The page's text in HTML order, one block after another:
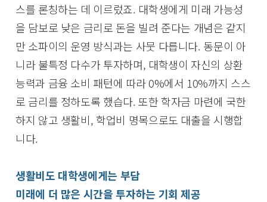
스를 론칭하는 데 이르렀죠. 대학생에게 미래 가능성
을 담보로 낮은 금리로 돈을 빌려 준다는 개념은 같지
만 소파이의 운영 방식과는 사뭇 다릅니다. 동문이 아
니라 불특정 다수가 투자하며, 대학생이 자신의 상환
능력과 금융 소비 패턴에 따라 0%에서 10%까지 스스
로 금리를 정하도록 했습다. 또한 학자금 마련에 국한
하지 않고 생활비, 학업비 명목으로도 대출을 시행합
니다.
생활비도 대학생에게는 부담
미래에 더 많은 시간을 투자하는 기회 제공